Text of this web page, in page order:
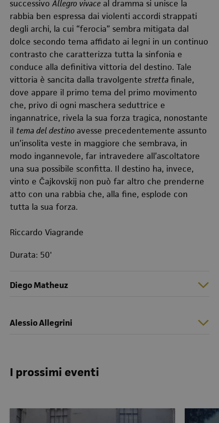
successivoAllegro vivace al dramma si unisce la
rabbia ben espressa dai violenti accordi strappati
degli archi, la cui “ferocia” sembra mitigata dal
dolce secondo tema affidato ai legni in un continuo
contrasto che caratterizza tutta la sinfonia e
conduce alla definitiva vittoria del destino. Tale
vittoria è sancita dalla travolgente stretta finale,
dove appare il primo tema del primo movimento
che, privo di ogni maschera seduttrice e
ingannatrice, rivela la sua forza tragica, nonostante
il tema del destino avesse precedentemente assunto
un’insolita veste in maggiore che sembrava, in
modo ingannevole, far intravedere all’ascoltatore
una sua possibile sconfitta. Il destino ha, invece,
vinto e Čajkovskij non può far altro che prenderne
atto con una rabbia che, alla fine, esplode con
tutta la sua forza.
Riccardo Viagrande
Durata: 50'
Diego Matheuz
Alessio Allegrini
I prossimi eventi